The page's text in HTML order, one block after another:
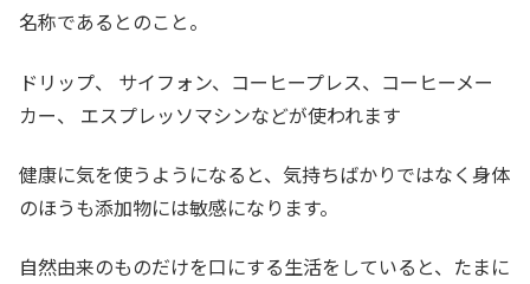
名称であるとのこと。
ドリップ、 サイフォン、コーヒープレス、コーヒーメー
カー、 エスプレッソマシンなどが使われます
健康に気を使うようになると、気持ちばかりではなく身体
のほうも添加物には敏感になります。
自然由来のものだけを口にする生活をしていると、たまに